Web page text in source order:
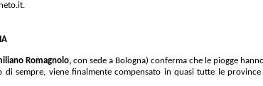
Romagnolo, con sede a Bologna) conferma che le piogge
sempre, viene finalmente compensato in quasi tutte le province